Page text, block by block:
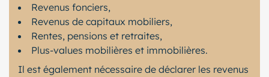
Revenus fonciers,
Revenus de capitaux mobiliers,
Rentes, pensions et retraites,
Plus-values mobilières et immobilières.
Il est également nécessaire de déclarer les revenus